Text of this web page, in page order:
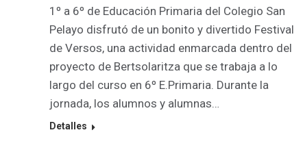
1º a 6º de Educación Primaria del Colegio San
Pelayo disfrutó de un bonito y divertido Festival
de Versos, una actividad enmarcada dentro del
proyecto de Bertsolaritza que se trabaja a lo
largo del curso en 6º E.Primaria. Durante la
jornada, los alumnos y alumnas…
Detalles